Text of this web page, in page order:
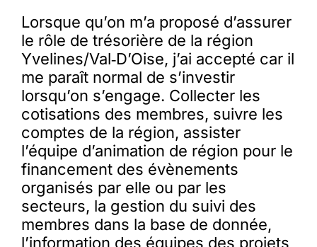
Lorsque qu’on m’a proposé d’assurer
le rôle de trésorière de la région
Yvelines/Val‑D’Oise, j’ai accepté car il
me paraît normal de s’investir
lorsqu’on s’engage. Collecter les
cotisations des membres, suivre les
comptes de la région, assister
l’équipe d’animation de région pour le
financement des évènements
organisés par elle ou par les
secteurs, la gestion du suivi des
membres dans la base de donnée,
l’information des équipes des projets